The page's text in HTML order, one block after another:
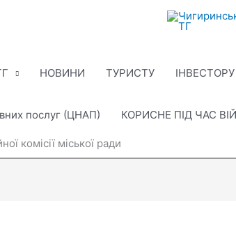
НОВИНИ ТУРИСТУ ІНВЕСТОРУ
послуг (ЦНАП) КОРИСНЕ ПІД ЧАС
комісії міської ради